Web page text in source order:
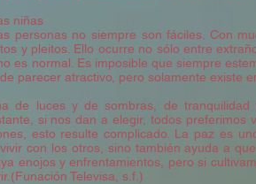
niñas
personas no siempre son fáciles. Con
y pleitos. Ello ocurre no sólo entre
es normal. Es imposible que siempre
parecer atractivo, pero solamente existe
de luces y de sombras, de
si nos dan a elegir, todos
esto resulte complicado. La paz es
con los otros, sino también ayuda a
enojos y enfrentamientos, pero si
Televisa, s.f.)